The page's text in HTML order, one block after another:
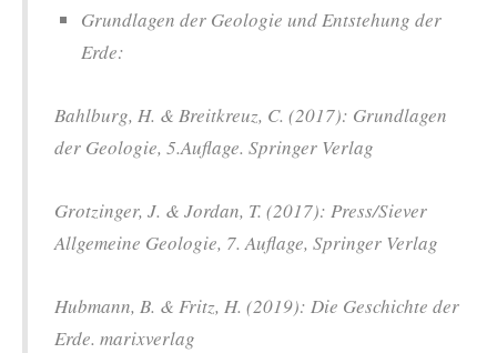
Grundlagen der Geologie und Entstehung der
Erde:
Bahlburg, H. & Breitkreuz, C. (2017): Grundlagen
der Geologie, 5.Auflage. Springer Verlag
Grotzinger, J. & Jordan, T. (2017): Press/Siever
Allgemeine Geologie, 7. Auflage, Springer Verlag
Hubmann, B. & Fritz, H. (2019): Die Geschichte der
Erde. marixverlag